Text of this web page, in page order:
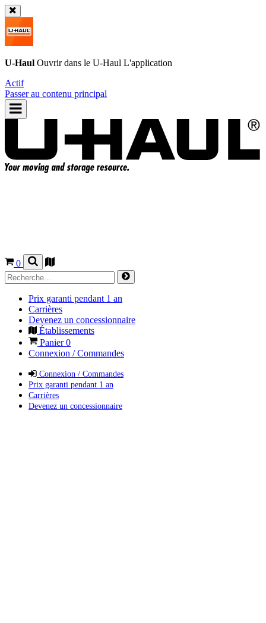
U-Haul Ouvrir dans le U-Haul L'application
Actif
Passer au contenu principal
0
Prix garanti pendant 1 an
Carrières
Devenez un concessionnaire
Établissements
Panier0
Connexion / Commandes
Connexion / Commandes
Prix garanti pendant 1 an
Carrières
Devenez un concessionnaire